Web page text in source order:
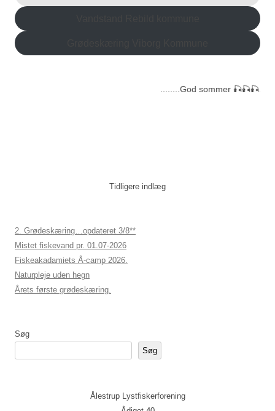
........God sommer
Tidligere indlæg
2. Grødeskæring…opdateret 3/8**
Mistet fiskevand pr. 01.07-2026
Fiskeakadamiets Å-camp 2026.
Naturpleje uden hegn
Årets første grødeskæring.
Søg
Søg
Ålestrup Lystfiskerforening